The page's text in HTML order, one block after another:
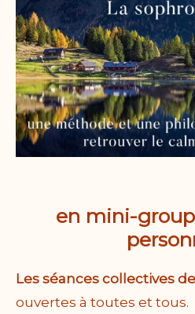
en mini-
Les séances collectives
ouvertes à toutes et tous.